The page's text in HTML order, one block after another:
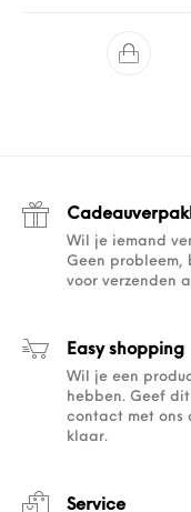
Wil je iemand
Geen probleem,
voor verzenden
Easy shopping
Wil je een
hebben. Geef
contact met ons
klaar.
Service